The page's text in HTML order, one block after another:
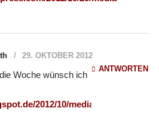
29. OKTOBER 2012
ANTWORTEN
Woche wünsch ich
2012/10/media-